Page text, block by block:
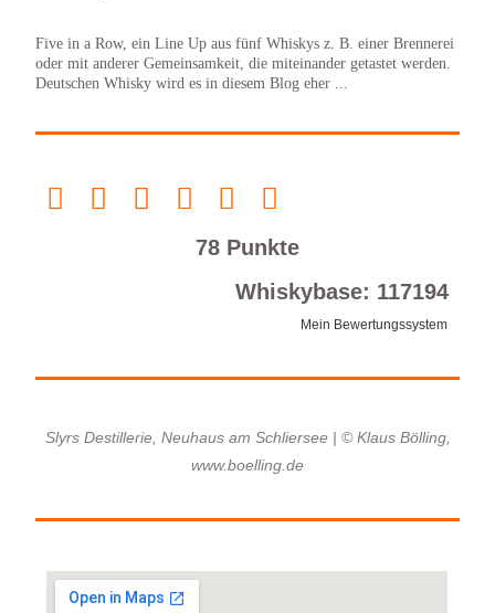
Five in a Row, ein Line Up aus fünf Whiskys z. B. einer Brennerei
oder mit anderer Gemeinsamkeit, die miteinander getastet werden.
Deutschen Whisky wird es in diesem Blog eher ...
78 Punkte
Whiskybase: 117194
Mein Bewertungssystem
Slyrs Destillerie, Neuhaus am Schliersee | © Klaus Bölling,
www.boelling.de